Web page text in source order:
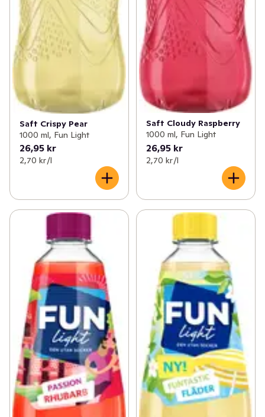
Saft Crispy Pear
1000 ml, Fun Light
26,95 kr
2,70 kr /l
Saft Cloudy Raspberry
1000 ml, Fun Light
26,95 kr
2,70 kr /l